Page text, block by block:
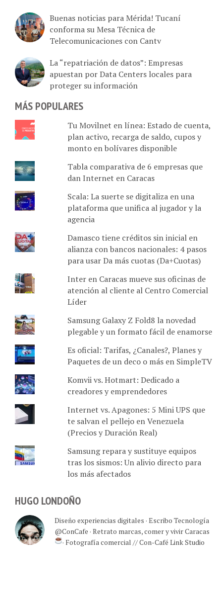
Buenas noticias para Mérida! Tucaní
conforma su Mesa Técnica de
Telecomunicaciones con Cantv
La “repatriación de datos”: Empresas
apuestan por Data Centers locales para
proteger su información
MÁS POPULARES
Tu Movilnet en línea: Estado de cuenta,
plan activo, recarga de saldo, cupos y
monto en bolívares disponible
Tabla comparativa de 6 empresas que
dan Internet en Caracas
Scala: La suerte se digitaliza en una
plataforma que unifica al jugador y la
agencia
Damasco tiene créditos sin inicial en
alianza con bancos nacionales: 4 pasos
para usar Da más cuotas (Da+Cuotas)
Inter en Caracas mueve sus oficinas de
atención al cliente al Centro Comercial
Líder
Samsung Galaxy Z Fold8 la novedad
plegable y un formato fácil de enamorse
Es oficial: Tarifas, ¿Canales?, Planes y
Paquetes de un deco o más en SimpleTV
Komvii vs. Hotmart: Dedicado a
creadores y emprendedores
Internet vs. Apagones: 5 Mini UPS que
te salvan el pellejo en Venezuela
(Precios y Duración Real)
Samsung repara y sustituye equipos
tras los sismos: Un alivio directo para
los más afectados
HUGO LONDOÑO
Diseño experiencias digitales · Escribo Tecnología
@ConCafe · Retrato marcas, comer y vivir Caracas
· Fotografía comercial // Con-Café Link Studio